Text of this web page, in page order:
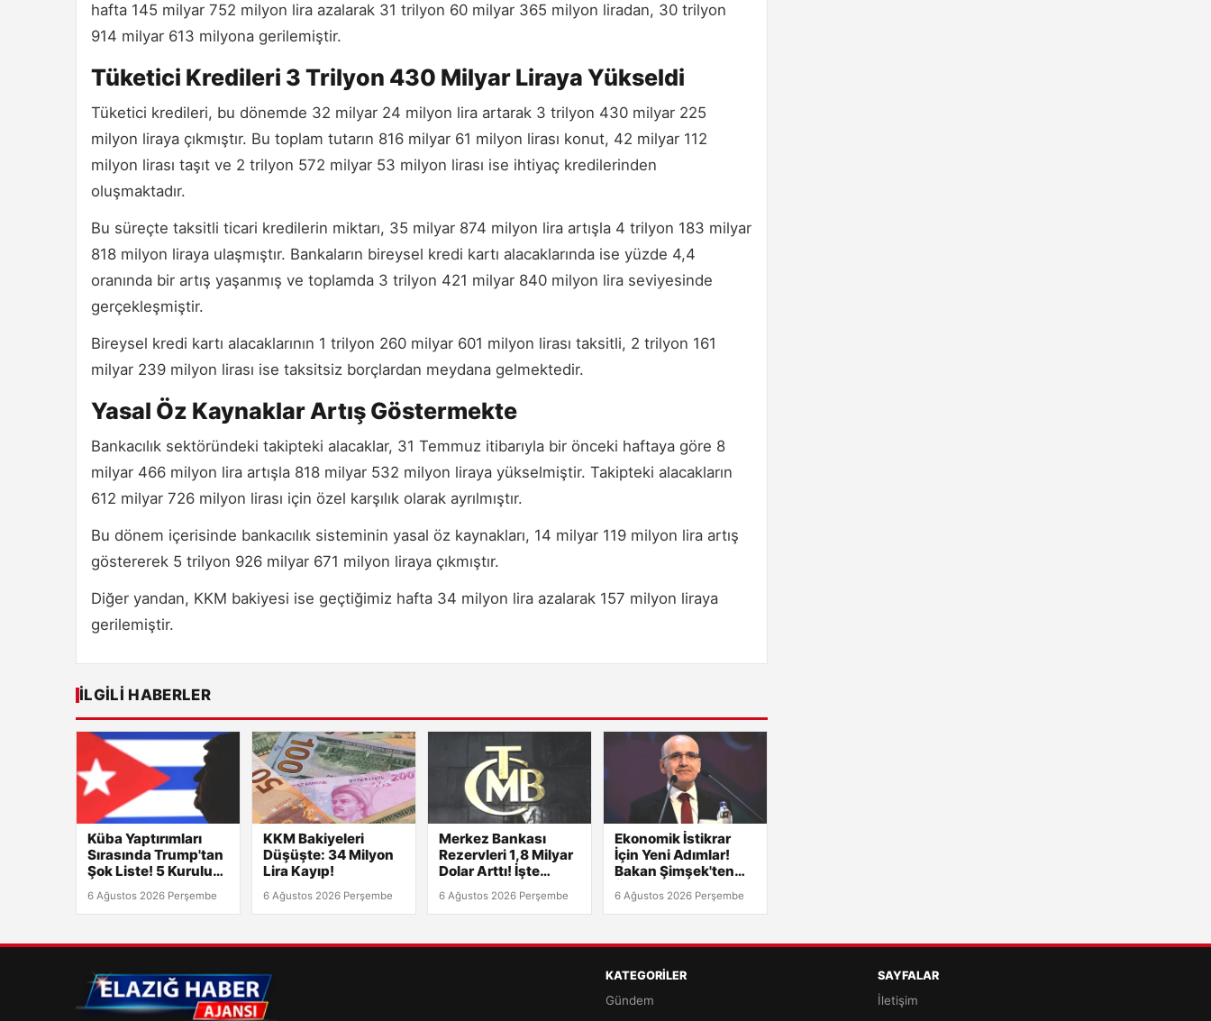
hafta 145 milyar 752 milyon lira azalarak 31 trilyon 60 milyar 365 milyon liradan, 30 trilyon
914 milyar 613 milyona gerilemiştir.
Tüketici Kredileri 3 Trilyon 430 Milyar Liraya Yükseldi
Tüketici kredileri, bu dönemde 32 milyar 24 milyon lira artarak 3 trilyon 430 milyar 225
milyon liraya çıkmıştır. Bu toplam tutarın 816 milyar 61 milyon lirası konut, 42 milyar 112
milyon lirası taşıt ve 2 trilyon 572 milyar 53 milyon lirası ise ihtiyaç kredilerinden
oluşmaktadır.
Bu süreçte taksitli ticari kredilerin miktarı, 35 milyar 874 milyon lira artışla 4 trilyon 183 milyar
818 milyon liraya ulaşmıştır. Bankaların bireysel kredi kartı alacaklarında ise yüzde 4,4
oranında bir artış yaşanmış ve toplamda 3 trilyon 421 milyar 840 milyon lira seviyesinde
gerçekleşmiştir.
Bireysel kredi kartı alacaklarının 1 trilyon 260 milyar 601 milyon lirası taksitli, 2 trilyon 161
milyar 239 milyon lirası ise taksitsiz borçlardan meydana gelmektedir.
Yasal Öz Kaynaklar Artış Göstermekte
Bankacılık sektöründeki takipteki alacaklar, 31 Temmuz itibarıyla bir önceki haftaya göre 8
milyar 466 milyon lira artışla 818 milyar 532 milyon liraya yükselmiştir. Takipteki alacakların
612 milyar 726 milyon lirası için özel karşılık olarak ayrılmıştır.
Bu dönem içerisinde bankacılık sisteminin yasal öz kaynakları, 14 milyar 119 milyon lira artış
göstererek 5 trilyon 926 milyar 671 milyon liraya çıkmıştır.
Diğer yandan, KKM bakiyesi ise geçtiğimiz hafta 34 milyon lira azalarak 157 milyon liraya
gerilemiştir.
İLGILI HABERLER
Küba Yaptırımları
Sırasında Trump'tan
Şok Liste! 5 Kuruluş
6 Ağustos 2026 Perşembe
KKM Bakiyeleri
Düşüşte: 34 Milyon
Lira Kayıp!
6 Ağustos 2026 Perşembe
Merkez Bankası
Rezervleri 1,8 Milyar
Dolar Arttı! İşte
6 Ağustos 2026 Perşembe
Ekonomik İstikrar
İçin Yeni Adımlar!
Bakan Şimşek'ten
6 Ağustos 2026 Perşembe
KATEGORILER
Gündem
SAYFALAR
İletişim